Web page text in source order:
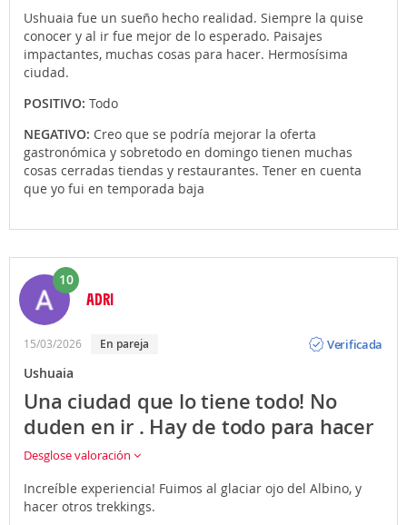
Ushuaia fue un sueño hecho realidad. Siempre la quise
conocer y al ir fue mejor de lo esperado. Paisajes
impactantes, muchas cosas para hacer. Hermosísima
ciudad.
POSITIVO: Todo
NEGATIVO: Creo que se podría mejorar la oferta
gastronómica y sobretodo en domingo tienen muchas
cosas cerradas tiendas y restaurantes. Tener en cuenta
que yo fui en temporada baja
10
ADRI
15/03/2026 En pareja
Verificada
Ushuaia
Una ciudad que lo tiene todo! No
duden en ir . Hay de todo para hacer
Desglose valoración
Increíble experiencia! Fuimos al glaciar ojo del Albino, y
hacer otros trekkings.